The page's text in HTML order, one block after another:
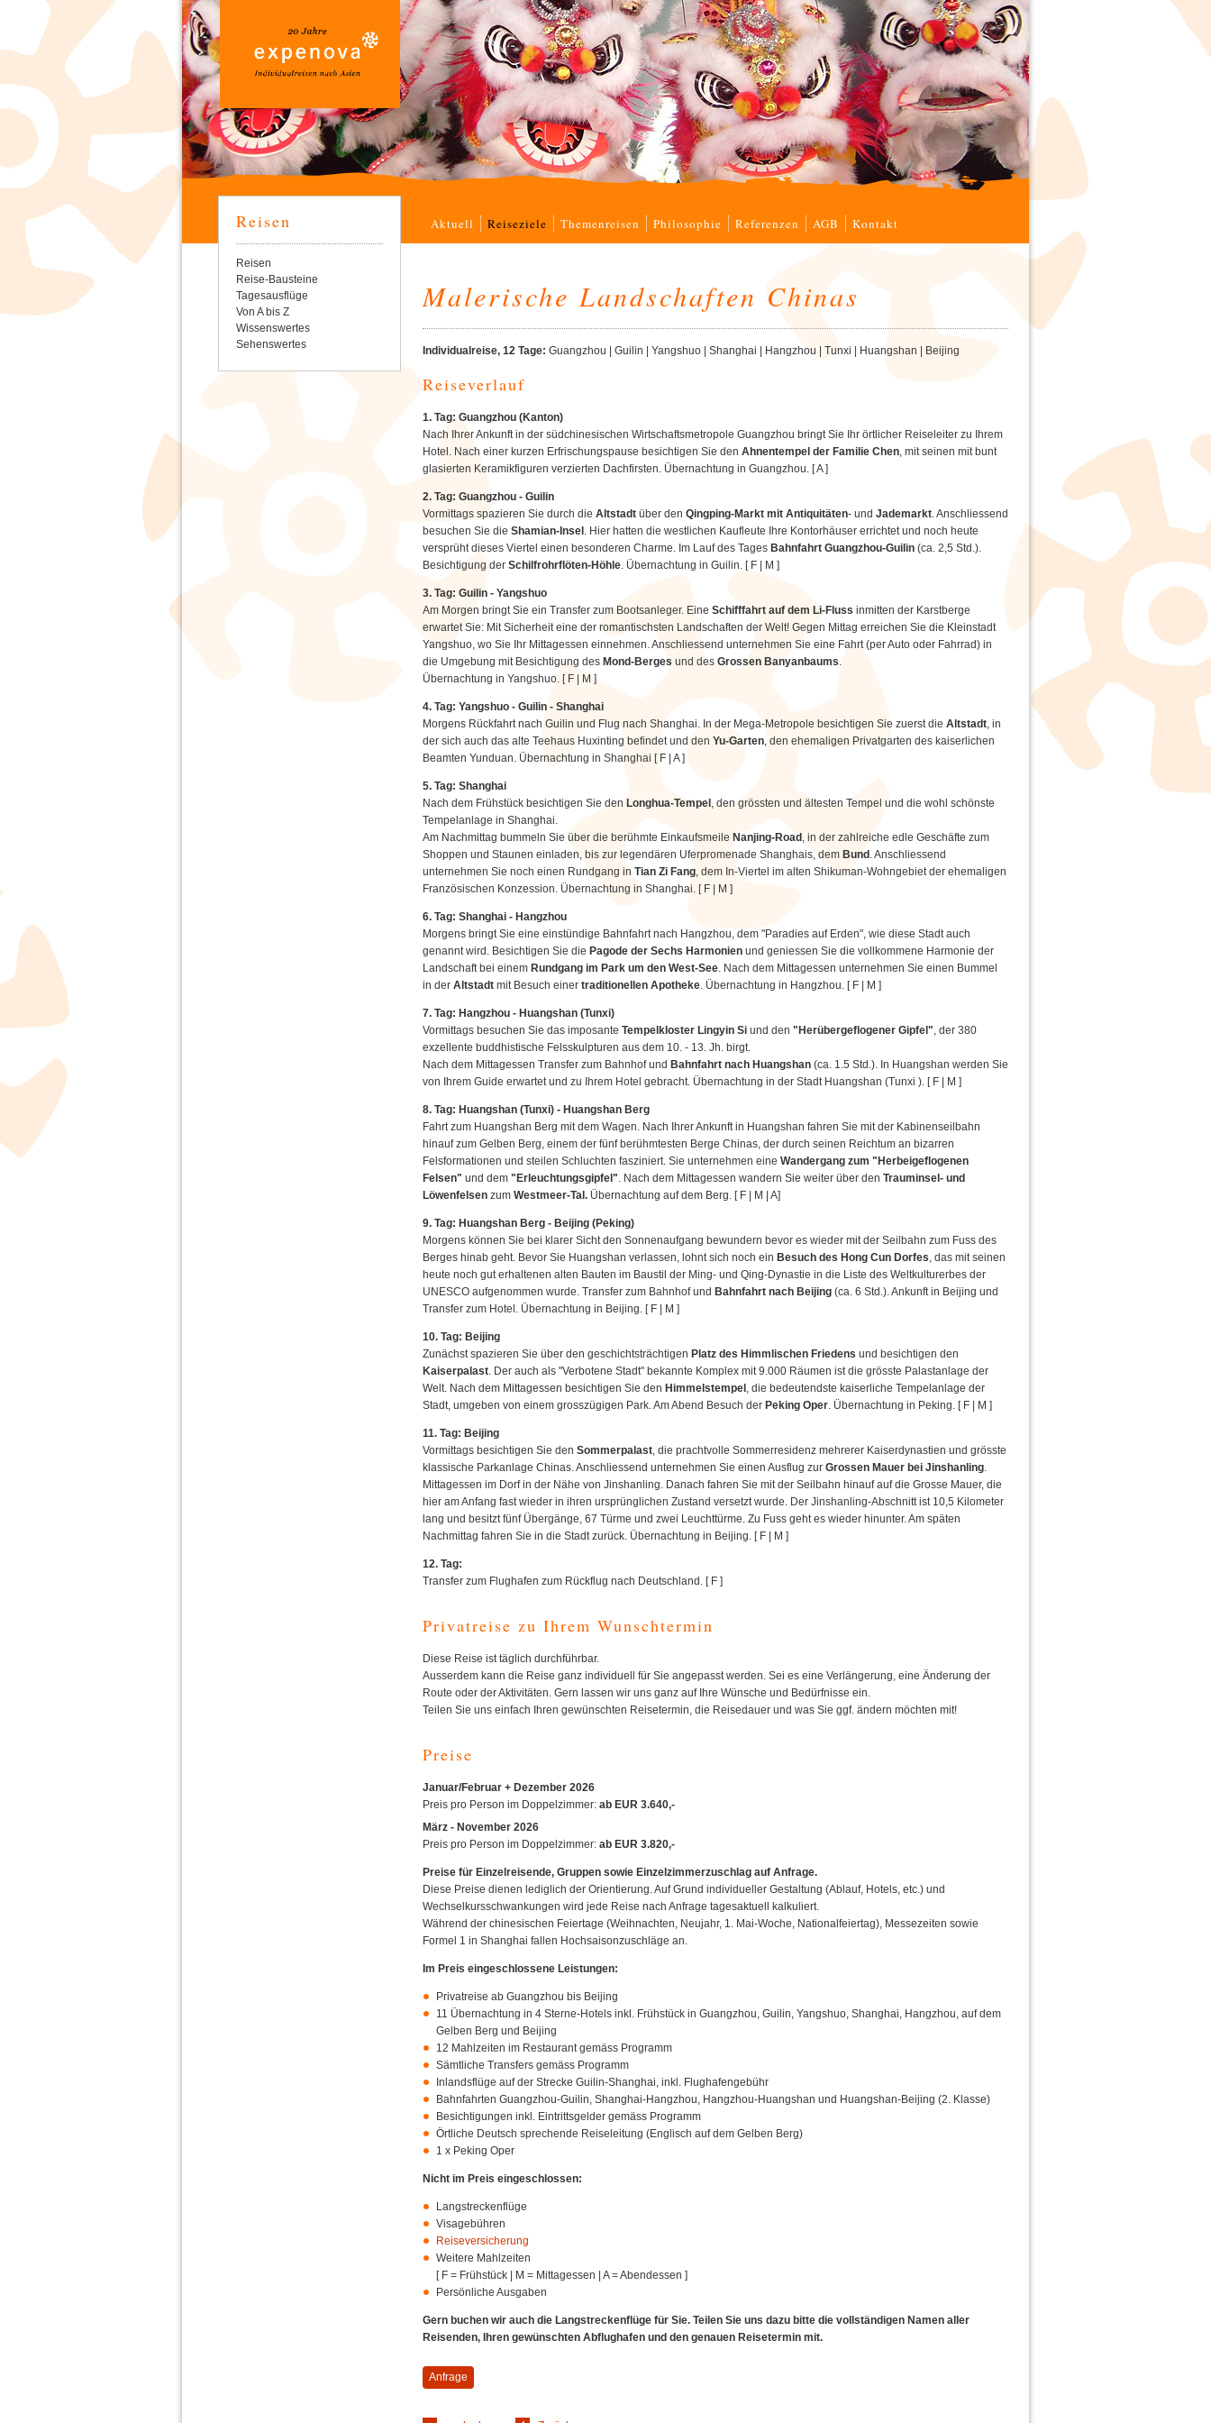
Navigation
Aktuell Reiseziele Themenreisen Philosophie Referenzen AGB Kontakt
Malerische Landschaften Chinas
Individualreise, 12 Tage: Guangzhou | Guilin | Yangshuo | Shanghai | Hangzhou | Tunxi | Huangshan | Beijing
Reiseverlauf
1. Tag: Guangzhou (Kanton)
Nach Ihrer Ankunft in der südchinesischen Wirtschaftsmetropole Guangzhou bringt Sie Ihr örtlicher Reiseleiter zu Ihrem
Hotel. Nach einer kurzen Erfrischungspause besichtigen Sie den Ahnentempel der Familie Chen, mit seinen mit bunt
glasierten Keramikfiguren verzierten Dachfirsten. Übernachtung in Guangzhou. [ A ]
2. Tag: Guangzhou - Guilin
Vormittags spazieren Sie durch die Altstadt über den Qingping-Markt mit Antiquitäten- und Jademarkt. Anschliessend
besuchen Sie die Shamian-Insel . Hier hatten die westlichen Kaufleute Ihre Kontorhäuser errichtet und noch heute
versprüht dieses Viertel einen besonderen Charme. Im Lauf des Tages Bahnfahrt Guangzhou-Guilin (ca. 2,5 Std.).
Besichtigung der Schilfrohrflöten-Höhle. Übernachtung in Guilin. [ F | M ]
3. Tag: Guilin - Yangshuo
Am Morgen bringt Sie ein Transfer zum Bootsanleger. Eine Schifffahrt auf dem Li-Fluss inmitten der Karstberge
erwartet Sie: Mit Sicherheit eine der romantischsten Landschaften der Welt! Gegen Mittag erreichen Sie die Kleinstadt
Yangshuo, wo Sie Ihr Mittagessen einnehmen. Anschliessend unternehmen Sie eine Fahrt (per Auto oder Fahrrad) in
die Umgebung mit Besichtigung des Mond-Berges und des Grossen Banyanbaums.
Übernachtung in Yangshuo. [ F | M ]
4. Tag: Yangshuo - Guilin - Shanghai
Morgens Rückfahrt nach Guilin und Flug nach Shanghai. In der Mega-Metropole besichtigen Sie zuerst die Altstadt, in
der sich auch das alte Teehaus Huxinting befindet und den Yu-Garten, den ehemaligen Privatgarten des kaiserlichen
Beamten Yunduan. Übernachtung in Shanghai [ F | A ]
5. Tag: Shanghai
Nach dem Frühstück besichtigen Sie den Longhua-Tempel , den grössten und ältesten Tempel und die wohl schönste
Tempelanlage in Shanghai.
Am Nachmittag bummeln Sie über die berühmte Einkaufsmeile Nanjing-Road , in der zahlreiche edle Geschäfte zum
Shoppen und Staunen einladen, bis zur legendären Uferpromenade Shanghais, dem Bund . Anschliessend
unternehmen Sie noch einen Rundgang in Tian Zi Fang, dem In-Viertel im alten Shikuman-Wohngebiet der ehemaligen
Französischen Konzession. Übernachtung in Shanghai. [ F | M ]
6. Tag: Shanghai - Hangzhou
Morgens bringt Sie eine einstündige Bahnfahrt nach Hangzhou, dem "Paradies auf Erden", wie diese Stadt auch
genannt wird. Besichtigen Sie die Pagode der Sechs Harmonien und geniessen Sie die vollkommene Harmonie der
Landschaft bei einem Rundgang im Park um den West-See. Nach dem Mittagessen unternehmen Sie einen Bummel
in der Altstadt mit Besuch einer traditionellen Apotheke. Übernachtung in Hangzhou. [ F | M ]
7. Tag: Hangzhou - Huangshan (Tunxi)
Vormittags besuchen Sie das imposante Tempelkloster Lingyin Si und den "Herübergeflogener Gipfel", der 380
exzellente buddhistische Felsskulpturen aus dem 10. - 13. Jh. birgt.
Nach dem Mittagessen Transfer zum Bahnhof und Bahnfahrt nach Huangshan (ca. 1.5 Std.). In Huangshan werden Sie
von Ihrem Guide erwartet und zu Ihrem Hotel gebracht. Übernachtung in der Stadt Huangshan (Tunxi ). [ F | M ]
8. Tag: Huangshan (Tunxi) - Huangshan Berg
Fahrt zum Huangshan Berg mit dem Wagen. Nach Ihrer Ankunft in Huangshan fahren Sie mit der Kabinenseilbahn
hinauf zum Gelben Berg, einem der fünf berühmtesten Berge Chinas, der durch seinen Reichtum an bizarren
Felsformationen und steilen Schluchten fasziniert. Sie unternehmen eine Wandergang zum "Herbeigeflogenen
Felsen" und dem "Erleuchtungsgipfel". Nach dem Mittagessen wandern Sie weiter über den Trauminsel- und
Löwenfelsen zum Westmeer-Tal. Übernachtung auf dem Berg. [ F | M | A]
9. Tag: Huangshan Berg - Beijing (Peking)
Morgens können Sie bei klarer Sicht den Sonnenaufgang bewundern bevor es wieder mit der Seilbahn zum Fuss des
Berges hinab geht. Bevor Sie Huangshan verlassen, lohnt sich noch ein Besuch des Hong Cun Dorfes, das mit seinen
heute noch gut erhaltenen alten Bauten im Baustil der Ming- und Qing-Dynastie in die Liste des Weltkulturerbes der
UNESCO aufgenommen wurde. Transfer zum Bahnhof und Bahnfahrt nach Beijing (ca. 6 Std.). Ankunft in Beijing und
Transfer zum Hotel. Übernachtung in Beijing. [ F | M ]
10. Tag: Beijing
Zunächst spazieren Sie über den geschichtsträchtigen Platz des Himmlischen Friedens und besichtigen den
Kaiserpalast. Der auch als "Verbotene Stadt" bekannte Komplex mit 9.000 Räumen ist die grösste Palastanlage der
Welt. Nach dem Mittagessen besichtigen Sie den Himmelstempel , die bedeutendste kaiserliche Tempelanlage der
Stadt, umgeben von einem grosszügigen Park. Am Abend Besuch der Peking Oper. Übernachtung in Peking. [ F | M ]
11. Tag: Beijing
Vormittags besichtigen Sie den Sommerpalast, die prachtvolle Sommerresidenz mehrerer Kaiserdynastien und grösste
klassische Parkanlage Chinas. Anschliessend unternehmen Sie einen Ausflug zur Grossen Mauer bei Jinshanling.
Mittagessen im Dorf in der Nähe von Jinshanling. Danach fahren Sie mit der Seilbahn hinauf auf die Grosse Mauer, die
hier am Anfang fast wieder in ihren ursprünglichen Zustand versetzt wurde. Der Jinshanling-Abschnitt ist 10,5 Kilometer
lang und besitzt fünf Übergänge, 67 Türme und zwei Leuchttürme. Zu Fuss geht es wieder hinunter. Am späten
Nachmittag fahren Sie in die Stadt zurück. Übernachtung in Beijing. [ F | M ]
12. Tag:
Transfer zum Flughafen zum Rückflug nach Deutschland. [ F ]
Privatreise zu Ihrem Wunschtermin
Diese Reise ist täglich durchführbar.
Ausserdem kann die Reise ganz individuell für Sie angepasst werden. Sei es eine Verlängerung, eine Änderung der
Route oder der Aktivitäten. Gern lassen wir uns ganz auf Ihre Wünsche und Bedürfnisse ein.
Teilen Sie uns einfach Ihren gewünschten Reisetermin, die Reisedauer und was Sie ggf. ändern möchten mit!
Preise
Januar/Februar + Dezember 2026
Preis pro Person im Doppelzimmer: ab EUR 3.640,-
März - November 2026
Preis pro Person im Doppelzimmer: ab EUR 3.820,-
Preise für Einzelreisende, Gruppen sowie Einzelzimmerzuschlag auf Anfrage.
Diese Preise dienen lediglich der Orientierung. Auf Grund individueller Gestaltung (Ablauf, Hotels, etc.) und
Wechselkursschwankungen wird jede Reise nach Anfrage tagesaktuell kalkuliert.
Während der chinesischen Feiertage (Weihnachten, Neujahr, 1. Mai-Woche, Nationalfeiertag), Messezeiten sowie
Formel 1 in Shanghai fallen Hochsaisonzuschläge an.
Im Preis eingeschlossene Leistungen:
Privatreise ab Guangzhou bis Beijing
11 Übernachtung in 4 Sterne-Hotels inkl. Frühstück in Guangzhou, Guilin, Yangshuo, Shanghai, Hangzhou, auf dem
Gelben Berg und Beijing
12 Mahlzeiten im Restaurant gemäss Programm
Sämtliche Transfers gemäss Programm
Inlandsflüge auf der Strecke Guilin-Shanghai, inkl. Flughafengebühr
Bahnfahrten Guangzhou-Guilin, Shanghai-Hangzhou, Hangzhou-Huangshan und Huangshan-Beijing (2. Klasse)
Besichtigungen inkl. Eintrittsgelder gemäss Programm
Örtliche Deutsch sprechende Reiseleitung (Englisch auf dem Gelben Berg)
1 x Peking Oper
Nicht im Preis eingeschlossen:
Langstreckenflüge
Visagebühren
Reiseversicherung
Weitere Mahlzeiten
[ F = Frühstück | M = Mittagessen | A = Abendessen ]
Persönliche Ausgaben
Gern buchen wir auch die Langstreckenflüge für Sie. Teilen Sie uns dazu bitte die vollständigen Namen aller
Reisenden, Ihren gewünschten Abflughafen und den genauen Reisetermin mit.
Anfrage
Reisen
Navigation
überspringen
Reisen
Reise-Bausteine
Tagesausflüge
Von A bis Z
Wissenswertes
Sehenswertes